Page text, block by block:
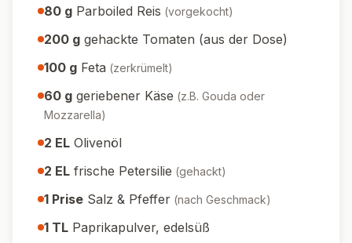
80 g Parboiled Reis (vorgekocht)
200 g gehackte Tomaten (aus der Dose)
100 g Feta (zerkrümelt)
60 g geriebener Käse (z.B. Gouda oder
Mozzarella)
2 EL Olivenöl
2 EL frische Petersilie (gehackt)
1 Prise Salz & Pfeffer (nach Geschmack)
1 TL Paprikapulver, edelsüß